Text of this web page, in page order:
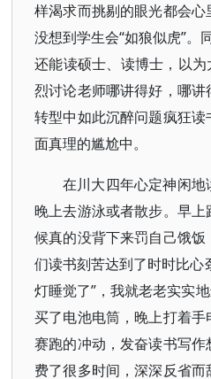
样渴求而挑剔的眼光都会
没想到学生会“如狼似虎”。
还能读硕士、读博士，以
烈讨论老师哪讲得好，哪
转型中如此沉醉问题疯狂
面真理的尴尬中。
在川大四年心定神闲
晚上去游泳或者散步。早
候真的没背下来罚自己饿
们读书刻苦达到了时时比心
灯睡觉了”，我就老老实实
买了电池电筒，晚上打着
赛跑的冲动，发奋读书写
费了很多时间，深深反省